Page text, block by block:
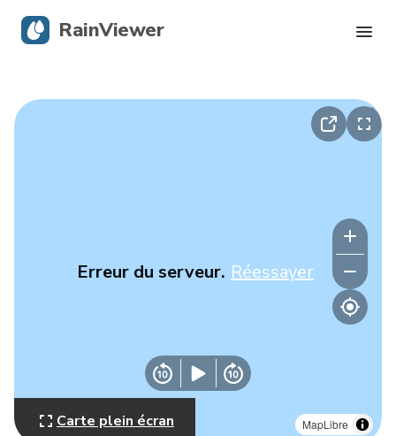
MapLibre
Erreur du serveur. Réessayer
Carte plein écran
RainViewer